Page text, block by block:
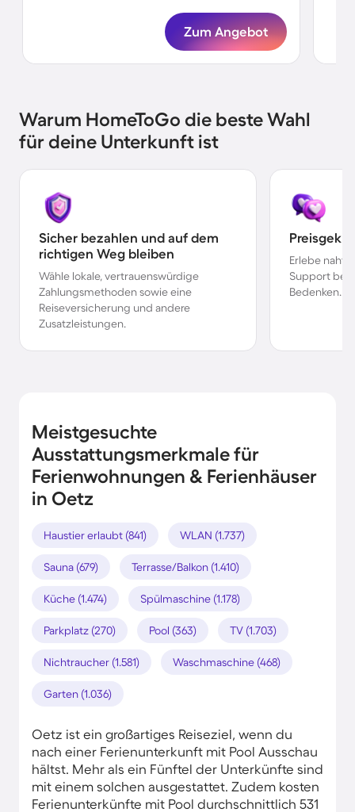
Zum Angebot
Warum HomeToGo die beste Wahl
für deine Unterkunft ist
Sicher bezahlen und auf dem
richtigen Weg bleiben
Wähle lokale, vertrauenswürdige
Zahlungsmethoden sowie eine
Reiseversicherung und andere
Zusatzleistungen.
Erlebe
Support bei
Bedenken.
Meistgesuchte
Ausstattungsmerkmale für
Ferienwohnungen & Ferienhäuser
in Oetz
Haustier erlaubt (841) WLAN (1.737)
Sauna (679) Terrasse/Balkon (1.410)
Küche (1.474) Spülmaschine (1.178)
Parkplatz (270) Pool (363) TV (1.703)
Nichtraucher (1.581) Waschmaschine (468)
Garten (1.036)
Oetz ist ein großartiges Reiseziel, wenn du
nach einer Ferienunterkunft mit Pool Ausschau
hältst. Mehr als ein Fünftel der Unterkünfte sind
mit einem solchen ausgestattet. Zudem kosten
Ferienunterkünfte mit Pool durchschnittlich 531